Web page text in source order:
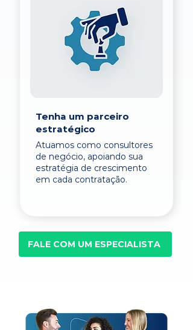
Tenha um parceiro
estratégico
Atuamos como consultores
de negócio, apoiando sua
estratégia de crescimento
em cada contratação.
FALE COM UM ESPECIALISTA